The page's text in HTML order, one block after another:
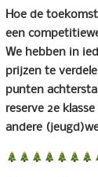
Hoe de
een
We hebben in
prijzen te
punten
reserve 2e
andere